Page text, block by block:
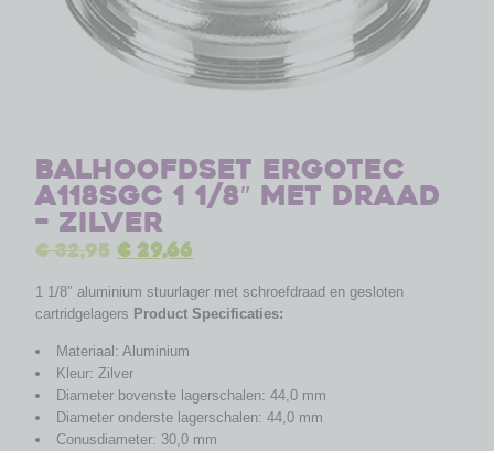
Balhoofdset Ergotec
A118SGC 1 1/8″ met draad
– zilver
€32,95 €29,66
1 1/8″ aluminium stuurlager met schroefdraad en gesloten
cartridgelagers Product Specificaties:
Materiaal: Aluminium
Kleur: Zilver
Diameter bovenste lagerschalen: 44,0 mm
Diameter onderste lagerschalen: 44,0 mm
Conusdiameter: 30,0 mm